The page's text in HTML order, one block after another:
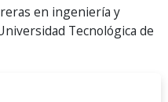
en ingeniería y
Tecnológica de